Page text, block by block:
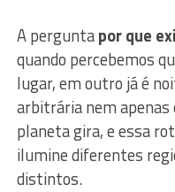
A perguntapor que
quando percebemos
lugar, em outro já é
arbitrária nem
planeta gira, e essa
ilumine diferentes
distintos.